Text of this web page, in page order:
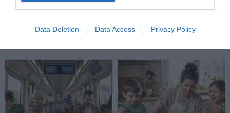
Data Deletion Data Access Privacy Policy
MINT VALAHA, DE A
2026-04-05